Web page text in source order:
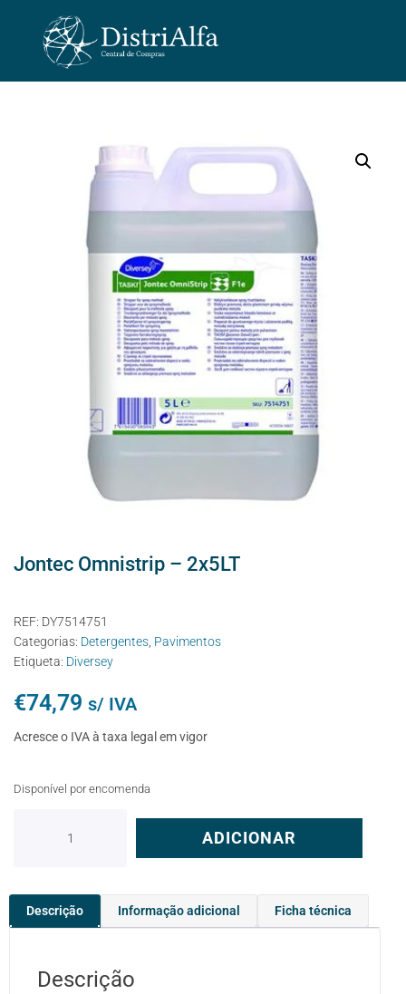
Jontec Omnistrip – 2x5LT
REF: DY7514751
Categorias: Detergentes Pavimentos
Etiqueta: Diversey
€74,79 s/ IVA
Acresce o IVA à taxa legal em vigor
Disponível por encomenda
ADICIONAR
Descrição Informação adicional Ficha técnica
Descrição